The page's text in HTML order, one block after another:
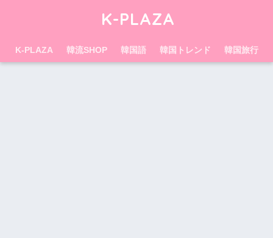
K-PLAZA
K-PLAZA 韓流SHOP 韓国語 韓国トレンド 韓国旅行